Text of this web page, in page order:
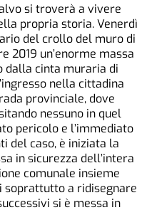
si troverà a vivere
propria storia. Venerdì
del crollo del muro di
2019 un’enorme massa
dalla cinta muraria di
nella cittadina
provinciale, dove
nessuno in quel
pericolo e l’immediato
del caso, è iniziata la
in sicurezza dell’intera
comunale insieme
soprattutto a ridisegnare
si è messa in